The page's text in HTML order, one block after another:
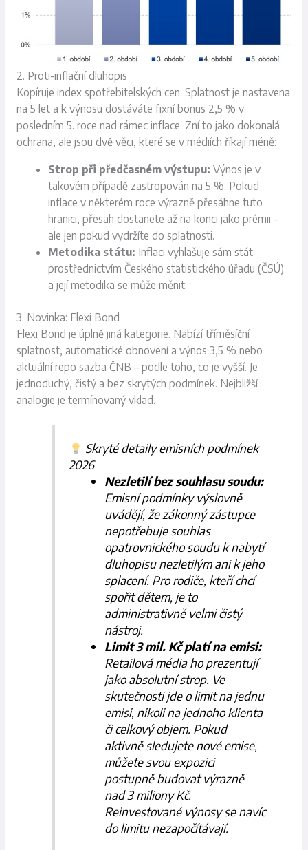
2. Proti-inflační dluhopis
Kopíruje index spotřebitelských cen. Splatnost je nastavena
na 5 let a k výnosu dostáváte fixní bonus 2,5 % v
posledním 5. roce nad rámec inflace. Zní to jako dokonalá
ochrana, ale jsou dvě věci, které se v médiích říkají méně:
Strop při předčasném výstupu: Výnos je v
takovém případě zastropován na 5 %. Pokud
inflace v některém roce výrazně přesáhne tuto
hranici, přesah dostanete až na konci jako prémii –
ale jen pokud vydržíte do splatnosti.
Metodika státu: Inflaci vyhlašuje sám stát
prostřednictvím Českého statistického úřadu (ČSÚ)
a její metodika se může měnit.
3. Novinka: Flexi Bond
Flexi Bond je úplně jiná kategorie. Nabízí tříměsíční
splatnost, automatické obnovení a výnos 3,5 % nebo
aktuální repo sazba ČNB – podle toho, co je vyšší. Je
jednoduchý, čistý a bez skrytých podmínek. Nejbližší
analogie je termínovaný vklad.
Skryté detaily emisních podmínek
2026
Nezletilí bez souhlasu soudu:
Emisní podmínky výslovně
uvádějí, že zákonný zástupce
nepotřebuje souhlas
opatrovnického soudu k nabytí
dluhopisu nezletilým ani k jeho
splacení. Pro rodiče, kteří chcí
spořit dětem, je to
administrativně velmi čistý
nástroj.
Limit 3 mil. Kč platí na emisi:
Retailová média ho prezentují
jako absolutní strop. Ve
skutečnosti jde o limit na jednu
emisi, nikoli na jednoho klienta
či celkový objem. Pokud
aktivně sledujete nové emise,
můžete svou expozici
postupně budovat výrazně
nad 3 miliony Kč.
Reinvestované výnosy se navíc
do limitu nezapočítávají.